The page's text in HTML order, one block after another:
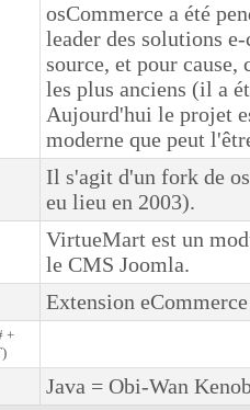
osCommerce a été
leader des solutions
source, et pour cause,
les plus anciens (il a
Aujourd'hui le projet
moderne que peut
Il s'agit d'un fork de
eu lieu en 2003).
VirtueMart est un
le CMS Joomla.
Extension
+
Java = Obi-Wan